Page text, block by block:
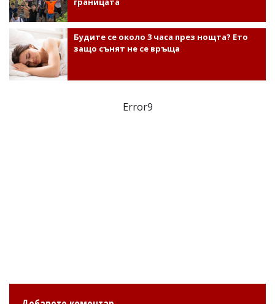
Будите се около 3 часа през нощта? Ето
защо сънят не се връща
Error9